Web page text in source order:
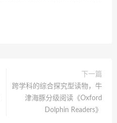
下一篇
跨学科的综合探究型读物，牛
津海豚分级阅读《Oxford
Dolphin Readers》